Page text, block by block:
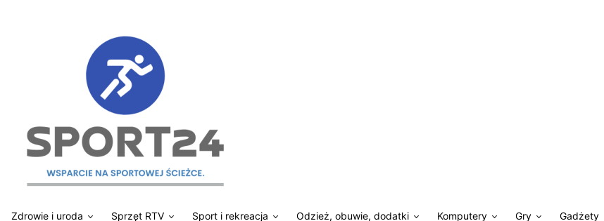
Zdrowie i uroda Sprzęt RTV Sport i rekreacja Odzież, obuwie, dodatki Komputery Gry Gadżety